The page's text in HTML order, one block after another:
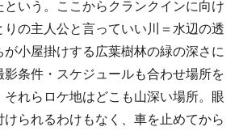
いう。ここからクランクインに向け
の主人公と言っていい川＝水辺の透
小屋掛けする広葉樹林の緑の深さに
条件・スケジュールも合わせ場所を
れらロケ地はどこも山深い場所。眼
られるわけもなく、車を止めてから